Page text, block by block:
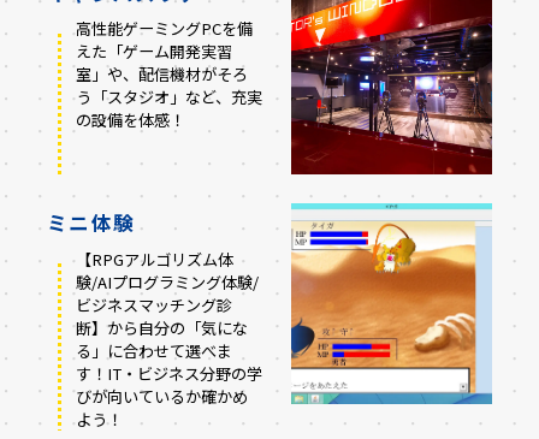
高性能ゲーミングPCを備
えた「ゲーム開発実習
室」や、配信機材がそろ
う「スタジオ」など、充実
の設備を体感！
ミニ体験
【RPGアルゴリズム体
験/AIプログラミング体験/
ビジネスマッチング診
断】から自分の「気にな
る」に合わせて選べま
す！IT・ビジネス分野の学
びが向いているか確かめ
よう！